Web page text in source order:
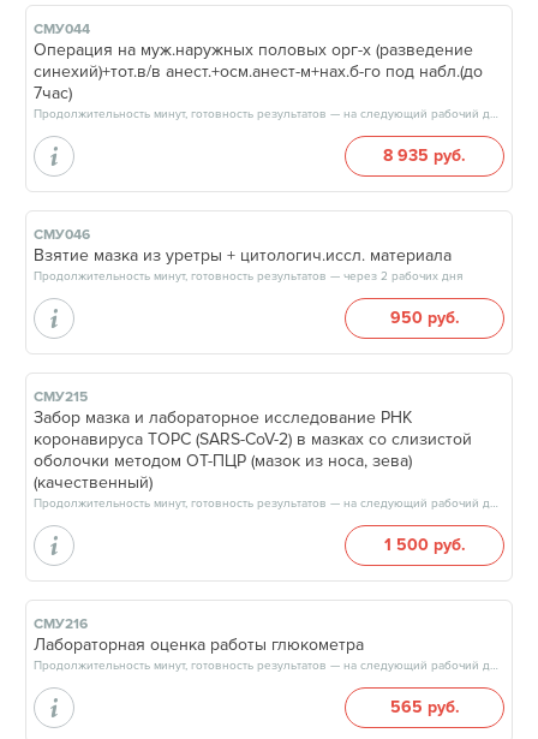
СМУ044
Операция на муж.наружных половых орг-х (разведение
синехий)+тот.в/в анест.+осм.анест-м+нах.б-го под набл.(до
7час)
Продолжительность минут, готовность результатов — на следующий рабочий день
8 935 руб.
СМУ046
Взятие мазка из уретры + цитологич.иссл. материала
Продолжительность минут, готовность результатов — через 2 рабочих дня
950 руб.
СМУ215
Забор мазка и лабораторное исследование РНК
коронавируса TOPC (SARS-CoV-2) в мазках со слизистой
оболочки методом ОТ-ПЦР (мазок из носа, зева)
(качественный)
Продолжительность минут, готовность результатов — на следующий рабочий день
1 500 руб.
СМУ216
Лабораторная оценка работы глюкометра
Продолжительность минут, готовность результатов — на следующий рабочий день, после 17:00
565 руб.